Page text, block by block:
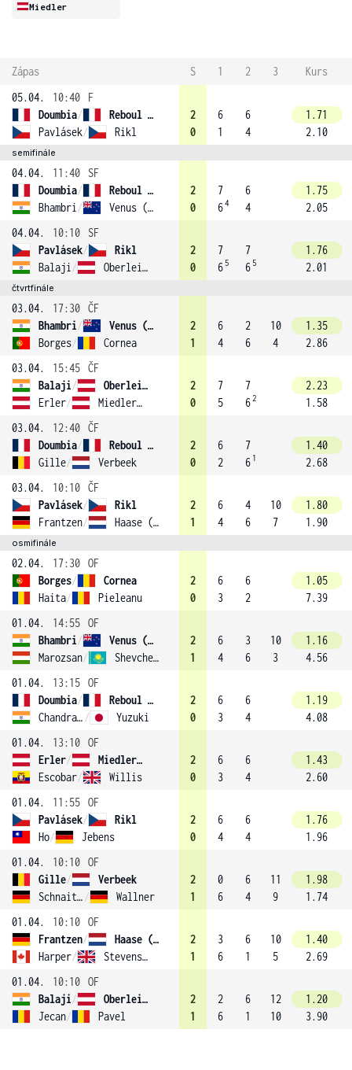
Miedler
Zápas S 1 2 3
Kurs
05.04.
10:40
F
Doumbia/
Reboul (1)
Pavlásek/ Rikl
2
0
6
1
6
4
1.71
2.10
semifinále
04.04. 11:40
SF
Doumbia/
Reboul (1)
Bhambri / Venus (3)
2
0
7
64
6
4
1.75
2.05
04.04.
10:10
SF
Pavlásek/
Rikl
Balaji / Oberleitner
2
0
7
6 5
7
6 5
1.76
2.01
čtvrtfinále
03.04. 17:30 ČF
Bhambri/
Venus (3)
Borges/ Cornea
2
1
6
4
2
6
10
4
1.35
2.86
03.04.
15:45 ČF
Balaji/
Oberleitner
Erler/ Miedler (2)
2
0
7
5
7
62
2.23
1.58
03.04.
12:40 ČF
Doumbia/
Reboul (1)
Gille/ Verbeek
2
0
6
2
7
6 1
1.40
2.68
03.04.
10:10 ČF
Pavlásek/
Rikl
Frantzen/ Haase (4)
2
1
6
4
4
6
10
7
1.80
1.90
osmifinále
02.04. 17:30 OF
Borges/
Cornea
Haita/ Pieleanu
2
0
6
3
6
2
1.05
7.39
01.04.
14:55 OF
Bhambri/
Venus (3)
Marozsan/ Shevchenko
2
1
6
4
3
6
10
3
1.16
4.56
01.04.
13:15 OF
Doumbia/
Reboul (1)
Chandrasekar / Yuzuki
2
0
6
3
6
4
1.19
4.08
01.04.
13:10 OF
Erler/
Miedler (2)
Escobar/ Willis
2
0
6
3
6
4
1.43
2.60
01.04.
11:55 OF
Pavlásek/
Rikl
Ho/ Jebens
2
0
6
4
6
4
1.76
1.96
01.04.
10:10 OF
Gille/
Verbeek
Schnaitter / Wallner
2
1
0
6
6
4
11
9
1.98
1.74
01.04.
10:10 OF
Frantzen/
Haase (4)
Harper/ Stevenson
2
1
3
6
6
1
10
5
1.40
2.69
01.04.
10:10 OF
Balaji/
Oberleitner
Jecan/ Pavel
2
1
2
6
6
1
12
10
1.20
3.90